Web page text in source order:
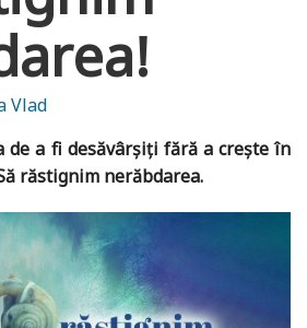
Vlad
de a fi desăvârșiți fără a crește în
răstignim nerăbdarea.